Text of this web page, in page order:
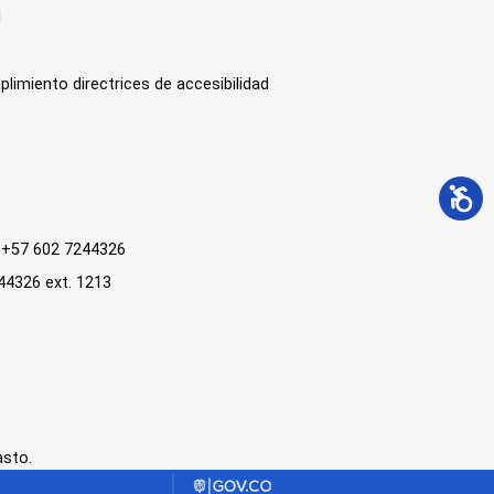
directrices de accesibilidad
602 7244326
ext. 1213